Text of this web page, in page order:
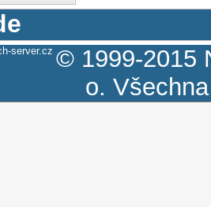
server.cz © 1999-2015
o.